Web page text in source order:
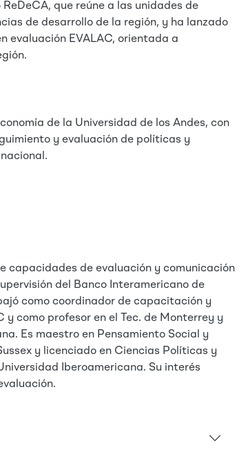
que reúne a las unidades de
de desarrollo de la región, y ha lanzado
evaluación EVALAC, orientada a
de la Universidad de los Andes, con
y evaluación de políticas y
capacidades de evaluación y comunicación
del Banco Interamericano de
como coordinador de capacitación y
y como profesor en el Tec. de Monterrey y
Es maestro en Pensamiento Social y
y licenciado en Ciencias Políticas y
Iberoamericana. Su interés